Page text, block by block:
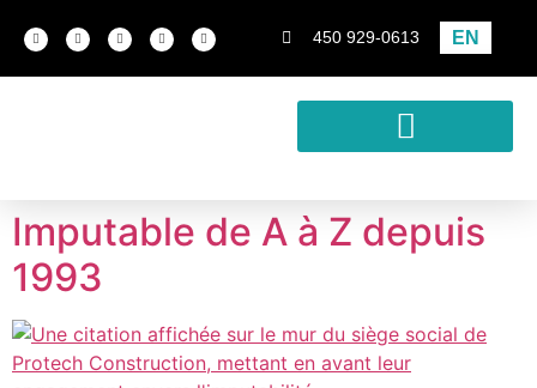
450 929-0613 EN
Imputable de A à Z depuis
1993